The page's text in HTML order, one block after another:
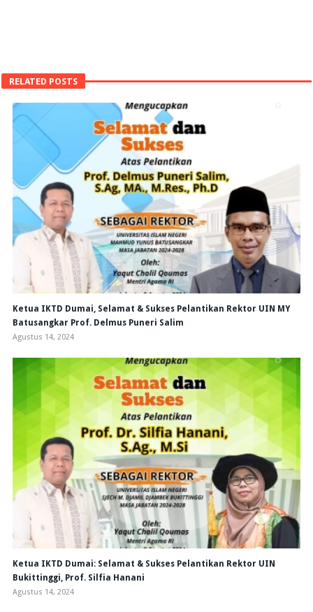
RELATED POSTS
Ketua IKTD Dumai, Selamat & Sukses Pelantikan Rektor UIN MY
Batusangkar Prof. Delmus Puneri Salim
Agustus 14, 2024
Ketua IKTD Dumai: Selamat & Sukses Pelantikan Rektor UIN
Bukittinggi, Prof. Silfia Hanani
Agustus 14, 2024